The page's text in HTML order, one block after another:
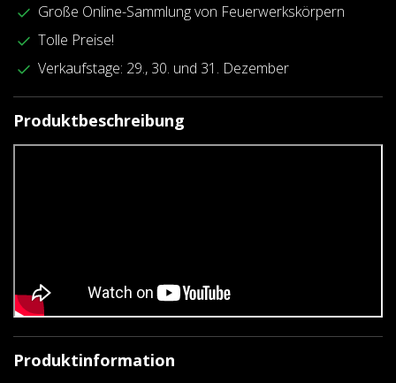
Große Online-Sammlung von Feuerwerkskörpern
Tolle Preise!
Verkaufstage: 29., 30. und 31. Dezember
Produktbeschreibung
Produktinformation